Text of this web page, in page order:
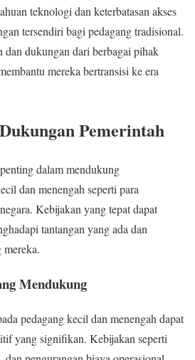
teknologi dan keterbatasan akses
tersendiri bagi pedagang tradisional.
dan dukungan dari berbagai pihak
mereka bertransisi ke era
Pemerintah
dalam mendukung
dan menengah seperti para
Kebijakan yang tepat dapat
tantangan yang ada dan
mereka.
Mendukung
pedagang kecil dan menengah dapat
yang signifikan. Kebijakan seperti